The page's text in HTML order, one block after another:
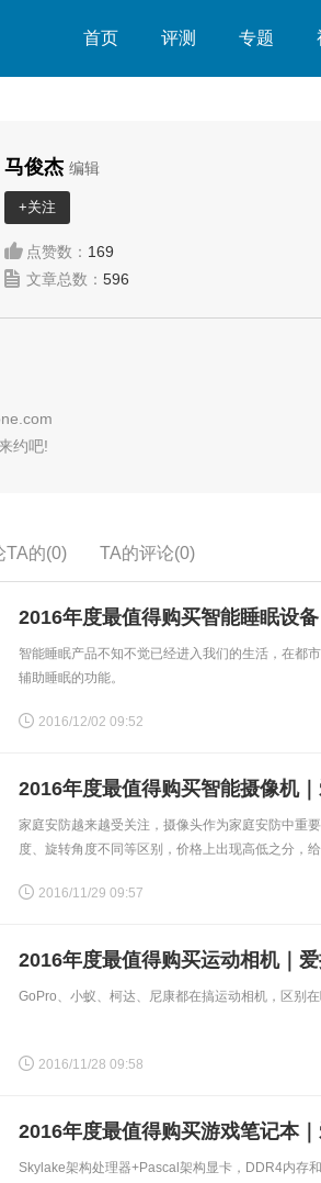
首页 评测 专题
马俊杰 编辑
+关注
点赞数： 169
文章总数： 596
约吧!
TA的(0) TA的评论(0)
2016年度最值得购买智能睡眠设
智能睡眠产品不知不觉已经进入我们的生活，在都
辅助睡眠的功能。
2016/12/02 09:52
2016年度最值得购买智能摄像机
家庭安防越来越受关注，摄像头作为家庭安防中重
度、旋转角度不同等区别，价格上出现高低之分，
2016/11/29 09:57
2016年度最值得购买运动相机｜
GoPro、小蚁、柯达、尼康都在搞运动相机，区别在
2016/11/28 09:58
2016年度最值得购买游戏笔记本
Skylake架构处理器+Pascal架构显卡，DDR4内存